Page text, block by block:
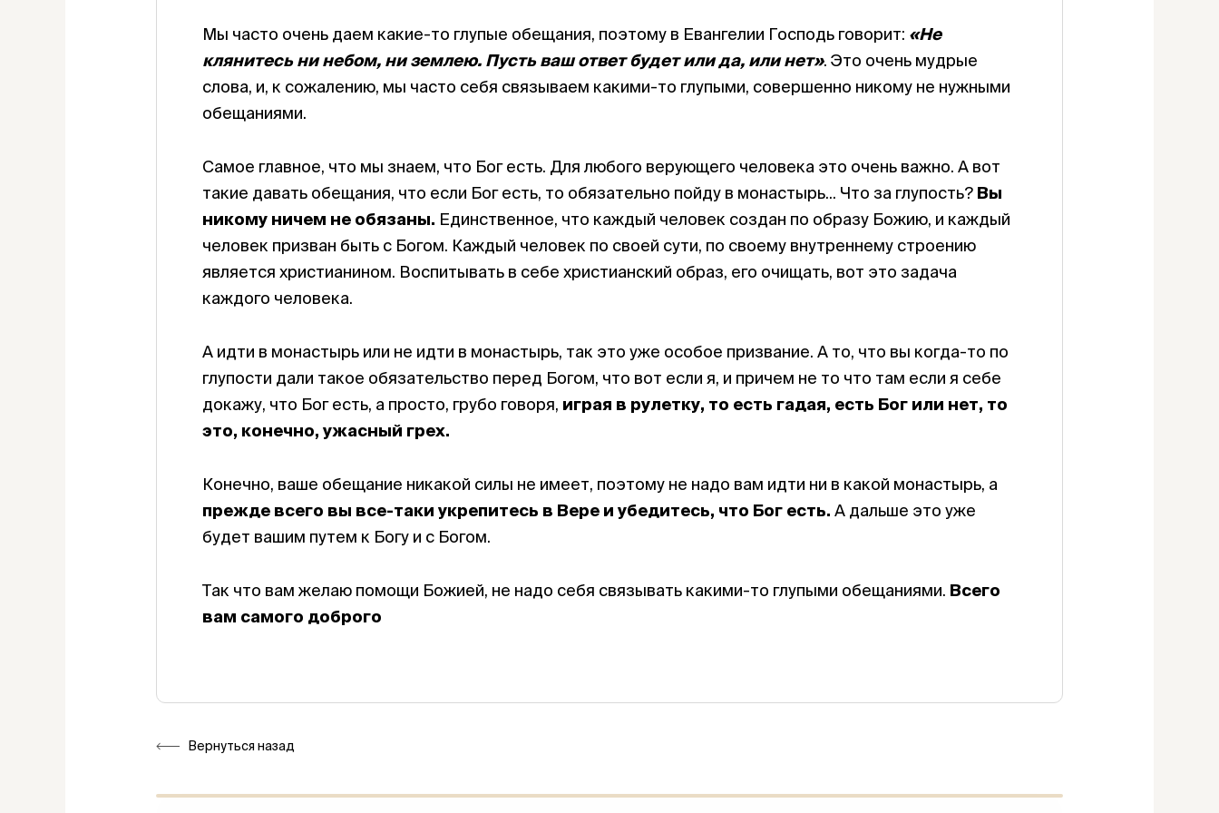
Мы часто очень даем какие-то глупые обещания, поэтому в Евангелии Господь говорит: «Не
клянитесь ни небом, ни землею. Пусть ваш ответ будет или да, или нет». Это очень мудрые
слова, и, к сожалению, мы часто себя связываем какими-то глупыми, совершенно никому не нужными
обещаниями.
Самое главное, что мы знаем, что Бог есть. Для любого верующего человека это очень важно. А вот
такие давать обещания, что если Бог есть, то обязательно пойду в монастырь... Что за глупость? Вы
никому ничем не обязаны. Единственное, что каждый человек создан по образу Божию, и каждый
человек призван быть с Богом. Каждый человек по своей сути, по своему внутреннему строению
является христианином. Воспитывать в себе христианский образ, его очищать, вот это задача
каждого человека.
А идти в монастырь или не идти в монастырь, так это уже особое призвание. А то, что вы когда-то по
глупости дали такое обязательство перед Богом, что вот если я, и причем не то что там если я себе
докажу, что Бог есть, а просто, грубо говоря, играя в рулетку, то есть гадая, есть Бог или нет, то
это, конечно, ужасный грех.
Конечно, ваше обещание никакой силы не имеет, поэтому не надо вам идти ни в какой монастырь, а
прежде всего вы все-таки укрепитесь в Вере и убедитесь, что Бог есть. А дальше это уже
будет вашим путем к Богу и с Богом.
Так что вам желаю помощи Божией, не надо себя связывать какими-то глупыми обещаниями. Всего
вам самого доброго
Вернуться назад